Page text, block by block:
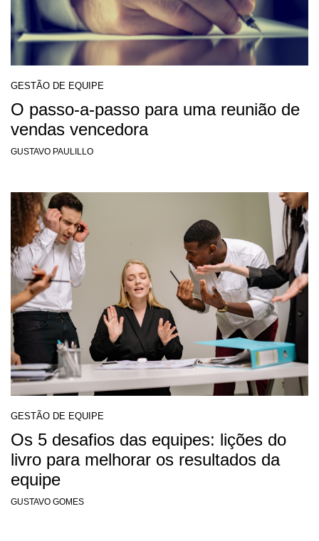
GESTÃO DE EQUIPE
O passo-a-passo para uma reunião de
vendas vencedora
GUSTAVO PAULILLO
GESTÃO DE EQUIPE
Os 5 desafios das equipes: lições do
livro para melhorar os resultados da
equipe
GUSTAVO GOMES